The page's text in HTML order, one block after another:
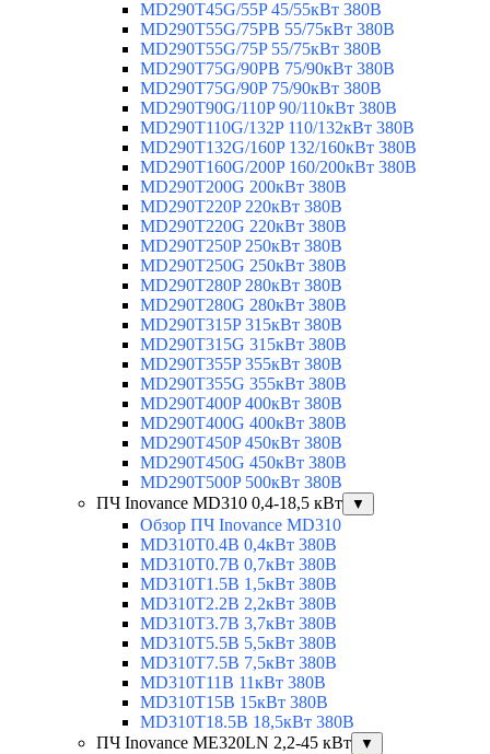
MD290T45G/55P 45/55кВт 380В
MD290T55G/75PB 55/75кВт 380В
MD290T55G/75P 55/75кВт 380В
MD290T75G/90PB 75/90кВт 380В
MD290T75G/90P 75/90кВт 380В
MD290T90G/110P 90/110кВт 380В
MD290T110G/132P 110/132кВт 380В
MD290T132G/160P 132/160кВт 380В
MD290T160G/200P 160/200кВт 380В
MD290T200G 200кВт 380В
MD290T220P 220кВт 380В
MD290T220G 220кВт 380В
MD290T250P 250кВт 380В
MD290T250G 250кВт 380В
MD290T280P 280кВт 380В
MD290T280G 280кВт 380В
MD290T315P 315кВт 380В
MD290T315G 315кВт 380В
MD290T355P 355кВт 380В
MD290T355G 355кВт 380В
MD290T400P 400кВт 380В
MD290T400G 400кВт 380В
MD290T450P 450кВт 380В
MD290T450G 450кВт 380В
MD290T500P 500кВт 380В
ПЧ Inovance MD310 0,4-18,5 кВт
▼
Обзор ПЧ Inovance MD310
MD310T0.4B 0,4кВт 380В
MD310T0.7B 0,7кВт 380В
MD310T1.5B 1,5кВт 380В
MD310T2.2B 2,2кВт 380В
MD310T3.7B 3,7кВт 380В
MD310T5.5B 5,5кВт 380В
MD310T7.5B 7,5кВт 380В
MD310T11B 11кВт 380В
MD310T15B 15кВт 380В
MD310T18.5B 18,5кВт 380В
ПЧ Inovance ME320LN 2,2-45 кВт
▼